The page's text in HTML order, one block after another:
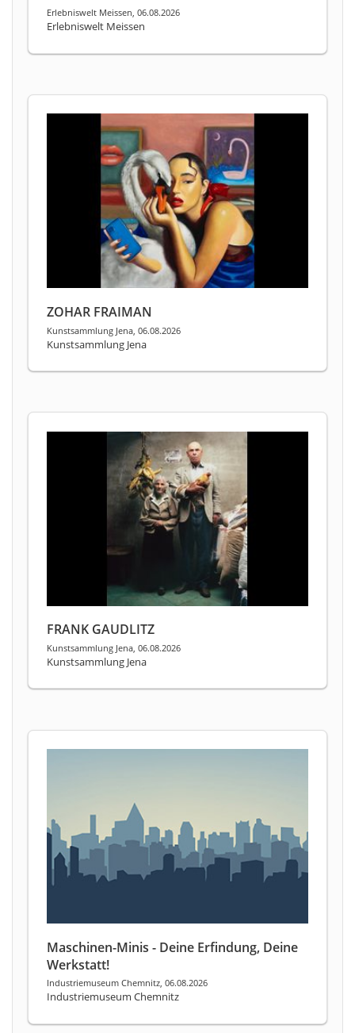
Erlebniswelt Meissen, 06.08.2026
Erlebniswelt Meissen
ZOHAR FRAIMAN
Kunstsammlung Jena, 06.08.2026
Kunstsammlung Jena
FRANK GAUDLITZ
Kunstsammlung Jena, 06.08.2026
Kunstsammlung Jena
Maschinen-Minis - Deine Erfindung, Deine
Werkstatt!
Industriemuseum Chemnitz, 06.08.2026
Industriemuseum Chemnitz